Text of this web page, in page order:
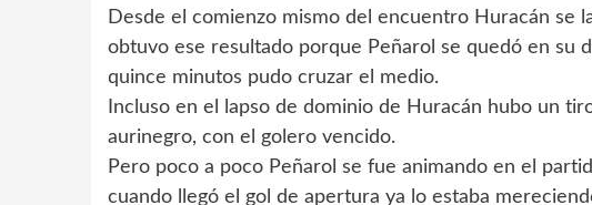
Desde el comienzo mismo del encuentro Huracán se
obtuvo ese resultado porque Peñarol se quedó en su
quince minutos pudo cruzar el medio.
Incluso en el lapso de dominio de Huracán hubo un
aurinegro, con el golero vencido.
Pero poco a poco Peñarol se fue animando en el
cuando llegó el gol de apertura ya lo estaba